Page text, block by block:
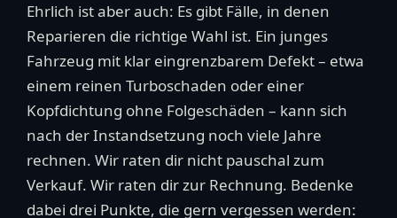
Ehrlich ist aber auch: Es gibt Fälle, in denen
Reparieren die richtige Wahl ist. Ein junges
Fahrzeug mit klar eingrenzbarem Defekt – etwa
einem reinen Turboschaden oder einer
Kopfdichtung ohne Folgeschäden – kann sich
nach der Instandsetzung noch viele Jahre
rechnen. Wir raten dir nicht pauschal zum
Verkauf. Wir raten dir zur Rechnung. Bedenke
dabei drei Punkte, die gern vergessen werden: